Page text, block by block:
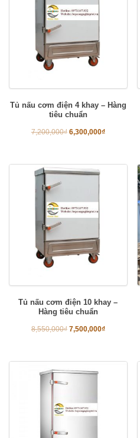
Tủ nấu cơm điện 4 khay – Hàng
tiêu chuẩn
7,200,000₫ 6,300,000₫
Tủ nấu cơm điện 10 khay –
Hàng tiêu chuẩn
8,550,000₫ 7,500,000₫